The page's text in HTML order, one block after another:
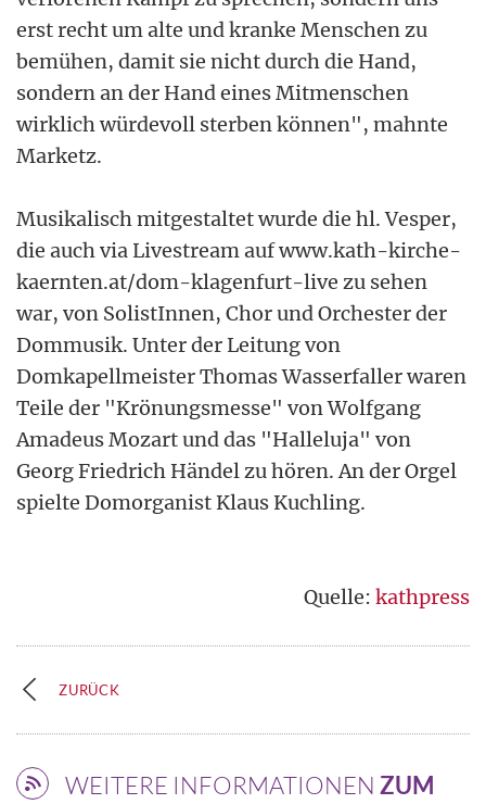
erst recht um alte und kranke Menschen zu
bemühen, damit sie nicht durch die Hand,
sondern an der Hand eines Mitmenschen
wirklich würdevoll sterben können", mahnte
Marketz.
Musikalisch mitgestaltet wurde die hl. Vesper,
die auch via Livestream auf www.kath-kirche-
kaernten.at/dom-klagenfurt-live zu sehen
war, von SolistInnen, Chor und Orchester der
Dommusik. Unter der Leitung von
Domkapellmeister Thomas Wasserfaller waren
Teile der "Krönungsmesse" von Wolfgang
Amadeus Mozart und das "Halleluja" von
Georg Friedrich Händel zu hören. An der Orgel
spielte Domorganist Klaus Kuchling.
Quelle: kathpress
ZURÜCK
WEITERE INFORMATIONEN ZUM